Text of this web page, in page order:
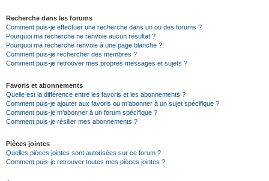
Recherche dans les forums
Comment puis-je effectuer une recherche dans un ou des forums ?
Pourquoi ma recherche ne renvoie aucun résultat ?
Pourquoi ma recherche renvoie à une page blanche ?!
Comment puis-je rechercher des membres ?
Comment puis-je retrouver mes propres messages et sujets ?
Favoris et abonnements
Quelle est la différence entre les favoris et les abonnements ?
Comment puis-je ajouter aux favoris ou m’abonner à un sujet spécifique ?
Comment puis-je m’abonner à un forum spécifique ?
Comment puis-je résilier mes abonnements ?
Pièces jointes
Quelles pièces jointes sont autorisées sur ce forum ?
Comment puis-je retrouver toutes mes pièces jointes ?